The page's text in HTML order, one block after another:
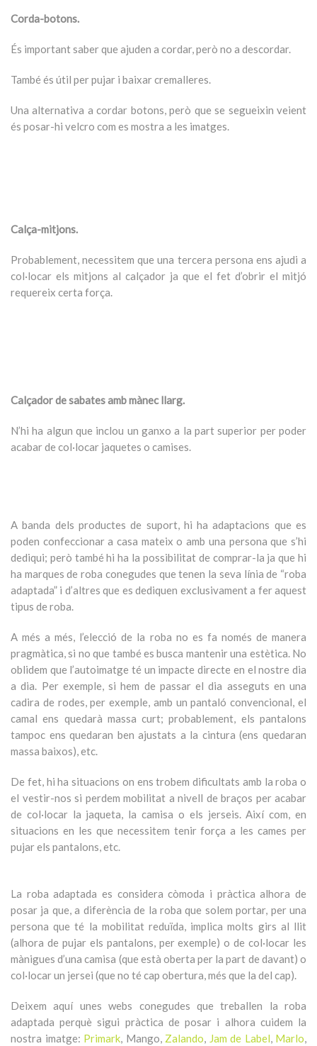
Corda-botons.
És important saber que ajuden a cordar, però no a descordar.
També és útil per pujar i baixar cremalleres.
Una alternativa a cordar botons, però que se segueixin veient
és posar-hi velcro com es mostra a les imatges.
Calça-mitjons.
Probablement, necessitem que una tercera persona ens ajudi a
col·locar els mitjons al calçador ja que el fet d’obrir el mitjó
requereix certa força.
Calçador de sabates amb mànec llarg.
N’hi ha algun que inclou un ganxo a la part superior per poder
acabar de col·locar jaquetes o camises.
A banda dels productes de suport, hi ha adaptacions que es
poden confeccionar a casa mateix o amb una persona que s’hi
dediqui; però també hi ha la possibilitat de comprar-la ja que hi
ha marques de roba conegudes que tenen la seva línia de “roba
adaptada” i d’altres que es dediquen exclusivament a fer aquest
tipus de roba.
A més a més, l’elecció de la roba no es fa només de manera
pragmàtica, si no que també es busca mantenir una estètica. No
oblidem que l’autoimatge té un impacte directe en el nostre dia
a dia. Per exemple, si hem de passar el dia asseguts en una
cadira de rodes, per exemple, amb un pantaló convencional, el
camal ens quedarà massa curt; probablement, els pantalons
tampoc ens quedaran ben ajustats a la cintura (ens quedaran
massa baixos), etc.
De fet, hi ha situacions on ens trobem dificultats amb la roba o
el vestir-nos si perdem mobilitat a nivell de braços per acabar
de col·locar la jaqueta, la camisa o els jerseis. Així com, en
situacions en les que necessitem tenir força a les cames per
pujar els pantalons, etc.
La roba adaptada es considera còmoda i pràctica alhora de
posar ja que, a diferència de la roba que solem portar, per una
persona que té la mobilitat reduïda, implica molts girs al llit
(alhora de pujar els pantalons, per exemple) o de col·locar les
mànigues d’una camisa (que està oberta per la part de davant) o
col·locar un jersei (que no té cap obertura, més que la del cap).
Deixem aquí unes webs conegudes que treballen la roba
adaptada perquè sigui pràctica de posar i alhora cuidem la
nostra imatge: Primark, Mango, Zalando, Jam de Label, Marlo,